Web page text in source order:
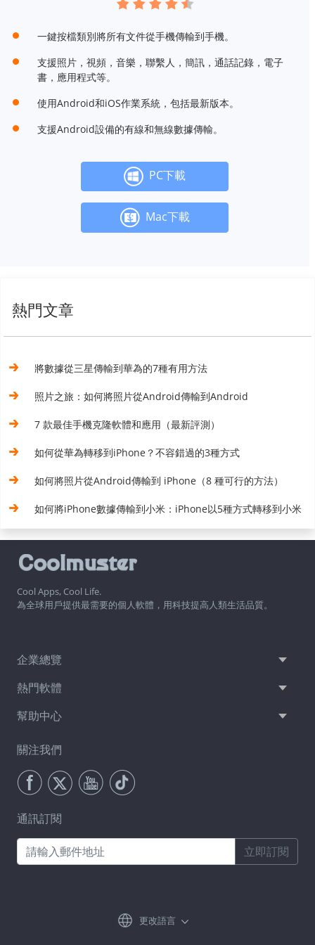
一鍵按檔類別將所有文件從手機傳輸到手機。
支援照片，視頻，音樂，聯繫人，簡訊，通話記錄，電子
書，應用程式等。
使用Android和iOS作業系統，包括最新版本。
支援Android設備的有線和無線數據傳輸。
PC下載
Mac下載
熱門文章
將數據從三星傳輸到華為的7種有用方法
照片之旅：如何將照片從Android傳輸到Android
7 款最佳手機克隆軟體和應用（最新評測）
如何從華為轉移到iPhone？不容錯過的3種方式
如何將照片從Android傳輸到 iPhone（8 種可行的方法）
如何將iPhone數據傳輸到小米：iPhone以5種方式轉移到小米
Cool Apps, Cool Life.
為全球用戶提供最需要的個人軟體，用科技提高人類生活品質。
企業總覽
熱門軟體
幫助中心
關注我們
通訊訂閱
立即訂閱
更改語言